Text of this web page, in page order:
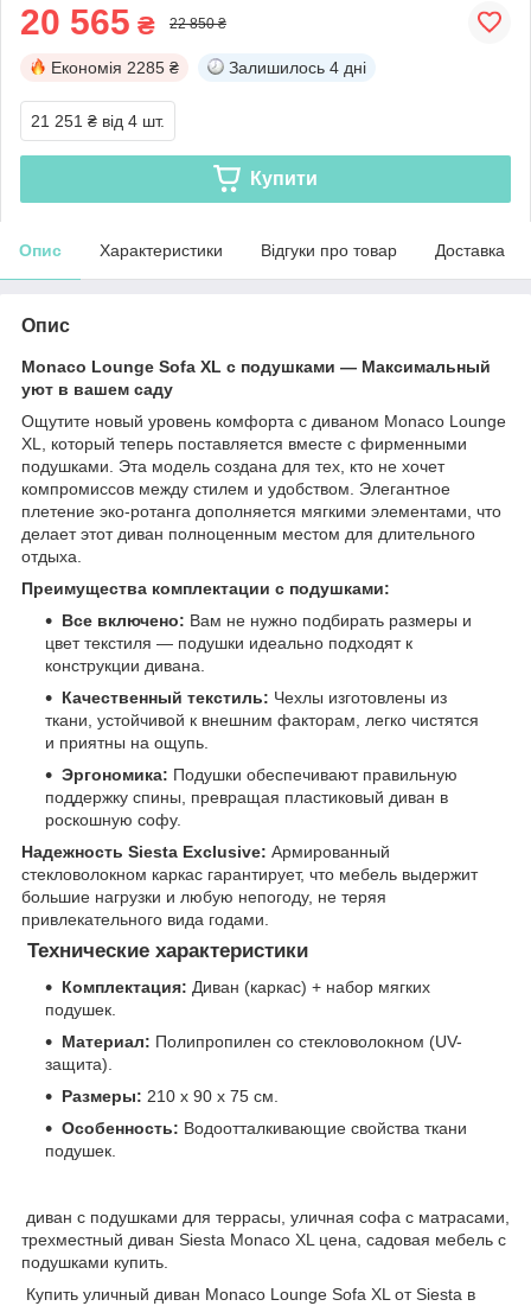
20 565 ₴ 22 850 ₴
Економія 2285 ₴ Залишилось 4 дні
21 251 ₴ від 4 шт.
Купити
Опис Характеристики Відгуки про товар Доставка
Опис
Monaco Lounge Sofa XL с подушками — Максимальный
уют в вашем саду
Ощутите новый уровень комфорта с диваном Monaco Lounge
XL, который теперь поставляется вместе с фирменными
подушками. Эта модель создана для тех, кто не хочет
компромиссов между стилем и удобством. Элегантное
плетение эко-ротанга дополняется мягкими элементами, что
делает этот диван полноценным местом для длительного
отдыха.
Преимущества комплектации с подушками:
Все включено: Вам не нужно подбирать размеры и
цвет текстиля — подушки идеально подходят к
конструкции дивана.
Качественный текстиль: Чехлы изготовлены из
ткани, устойчивой к внешним факторам, легко чистятся
и приятны на ощупь.
Эргономика: Подушки обеспечивают правильную
поддержку спины, превращая пластиковый диван в
роскошную софу.
Надежность Siesta Exclusive: Армированный
стекловолокном каркас гарантирует, что мебель выдержит
большие нагрузки и любую непогоду, не теряя
привлекательного вида годами.
Технические характеристики
Комплектация: Диван (каркас) + набор мягких
подушек.
Материал: Полипропилен со стекловолокном (UV-
защита).
Размеры: 210 х 90 х 75 см.
Особенность: Водоотталкивающие свойства ткани
подушек.
диван с подушками для террасы, уличная софа с матрасами,
трехместный диван Siesta Monaco XL цена, садовая мебель с
подушками купить.
Купить уличный диван Monaco Lounge Sofa XL от Siesta в